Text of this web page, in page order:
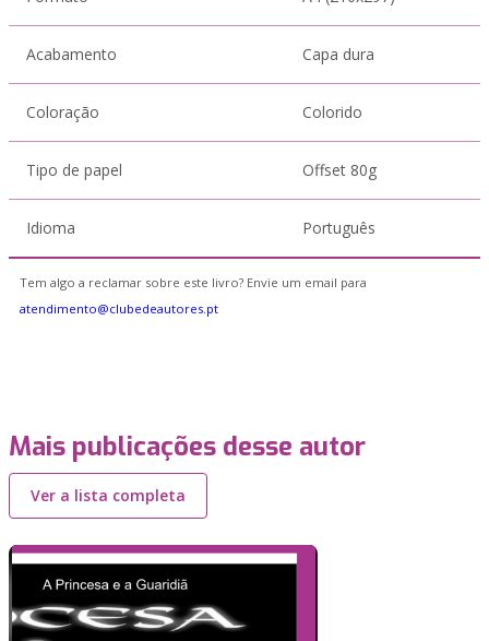
Acabamento Capa dura
Coloração Colorido
Tipo de papel Offset 80g
Idioma Português
Tem algo a reclamar sobre este livro? Envie um email para
atendimento@clubedeautores.pt
Mais publicações desse autor
Ver a lista completa